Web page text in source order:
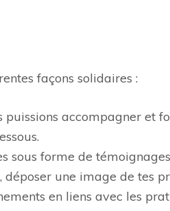
façons solidaires :
puissions accompagner et
sous forme de
une image de tes
en liens avec les